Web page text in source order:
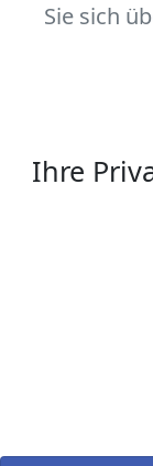
Sie sich
Ihre